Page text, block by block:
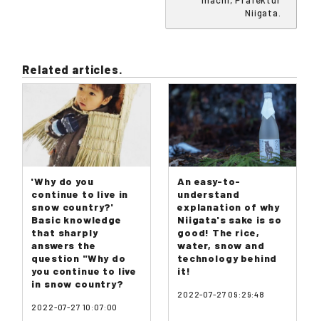
Niigata.
Related articles.
'Why do you
continue to live in
snow country?'
Basic knowledge
that sharply
answers the
question "Why do
you continue to live
in snow country?
2022-07-27 10:07:00
An easy-to-
understand
explanation of why
Niigata's sake is so
good! The rice,
water, snow and
technology behind
it!
2022-07-27 09:29:48